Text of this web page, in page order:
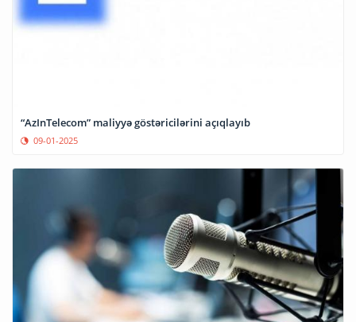
“AzInTelecom” maliyyə göstəricilərini açıqlayıb
09-01-2025